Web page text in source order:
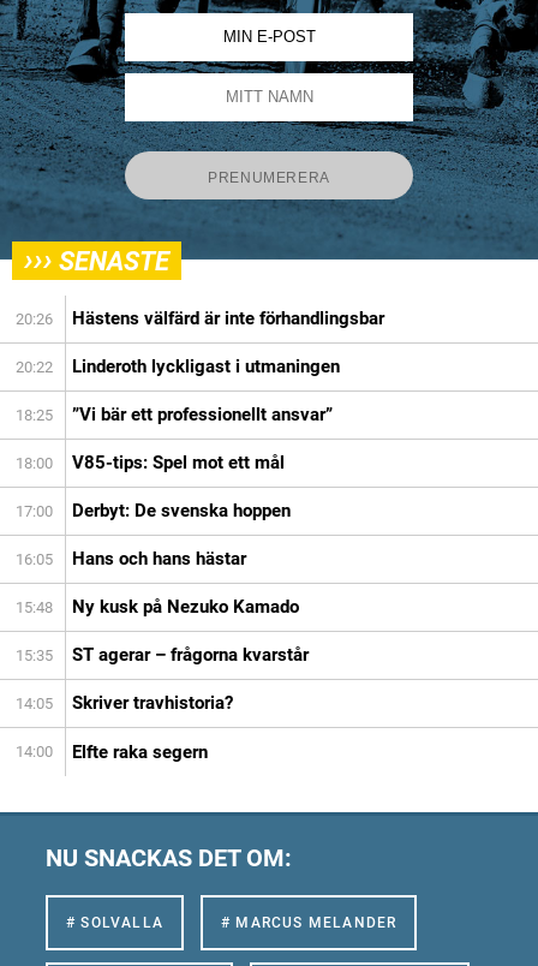
››› SENASTE
20:26 Hästens välfärd är inte förhandlingsbar
20:22 Linderoth lyckligast i utmaningen
18:25 ”Vi bär ett professionellt ansvar”
18:00 V85-tips: Spel mot ett mål
17:00 Derbyt: De svenska hoppen
16:05 Hans och hans hästar
15:48 Ny kusk på Nezuko Kamado
15:35 ST agerar – frågorna kvarstår
14:05 Skriver travhistoria?
14:00 Elfte raka segern
NU SNACKAS DET OM:
# SOLVALLA # MARCUS MELANDER